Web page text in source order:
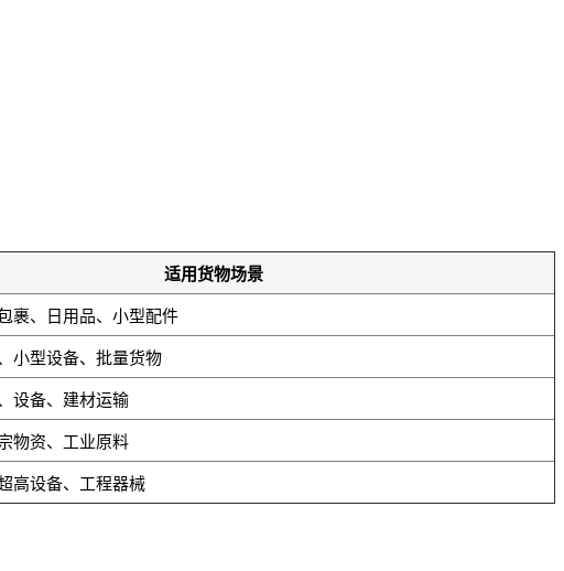
适用货物场景
裹、日用品、小型配件
小型设备、批量货物
设备、建材运输
物资、工业原料
高设备、工程器械